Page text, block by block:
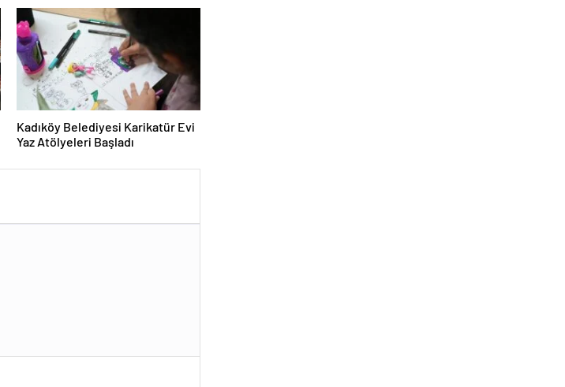
Kadıköy Belediyesi Karikatür Evi
Yaz Atölyeleri Başladı